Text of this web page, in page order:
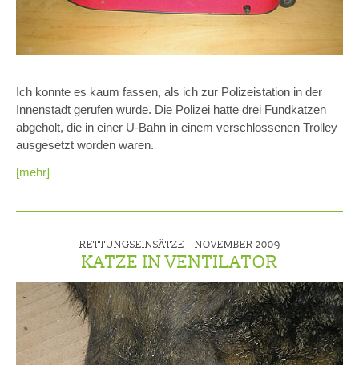
Ich konnte es kaum fassen, als ich zur Polizeistation in der
Innenstadt gerufen wurde. Die Polizei hatte drei Fundkatzen
abgeholt, die in einer U-Bahn in einem verschlossenen Trolley
ausgesetzt worden waren.
[mehr]
RETTUNGSEINSÄTZE – NOVEMBER 2009
KATZE IN VENTILATOR